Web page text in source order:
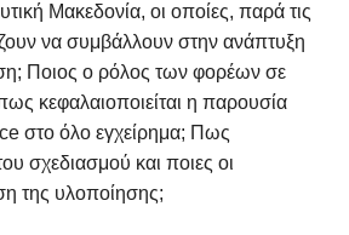
Μακεδονία, οι οποίες, παρά τις
να συμβάλλουν στην ανάπτυξη
Ποιος ο ρόλος των φορέων σε
κεφαλαιοποιείται η παρουσία
στο όλο εγχείρημα; Πως
σχεδιασμού και ποιες οι
της υλοποίησης;